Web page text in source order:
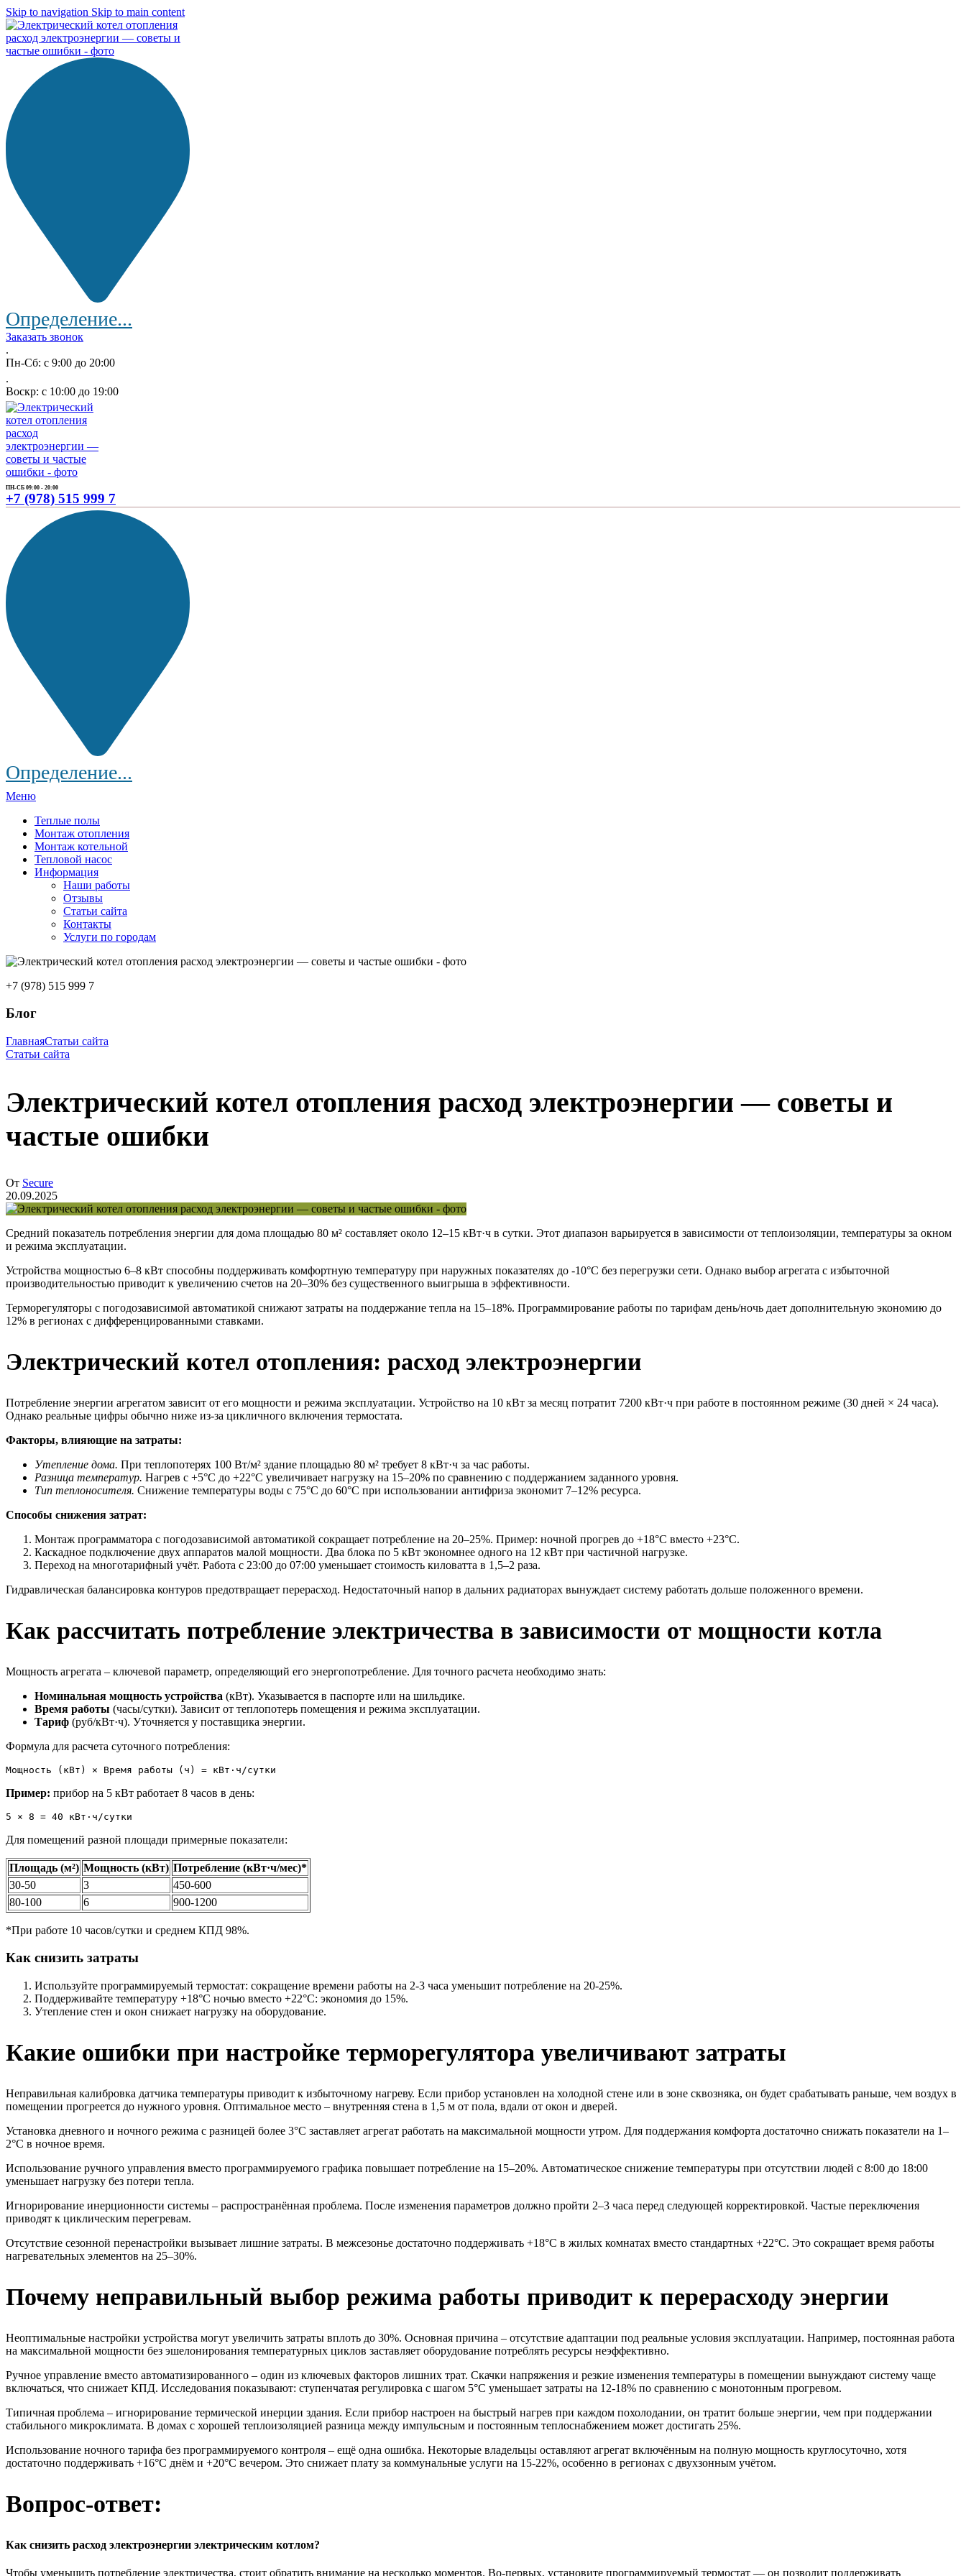
Skip to navigation Skip to main content
Определение...
Заказать звонок
.
Пн-Сб: с 9:00 до 20:00
.
Воскр: с 10:00 до 19:00
ПН-СБ 09:00 - 20:00
+7 (978) 515 999 7
Определение...
Меню
Теплые полы
Монтаж отопления
Монтаж котельной
Тепловой насос
Информация
Наши работы
Отзывы
Статьи сайта
Контакты
Услуги по городам
+7 (978) 515 999 7
Блог
ГлавнаяСтатьи сайта
Статьи сайта
Электрический котел отопления расход электроэнергии — советы и
частые ошибки
От Secure
20.09.2025
Средний показатель потребления энергии для дома площадью 80 м² составляет около 12–15 кВт·ч в сутки. Этот диапазон варьируется в зависимости от теплоизоляции, температуры за окном
и режима эксплуатации.
Устройства мощностью 6–8 кВт способны поддерживать комфортную температуру при наружных показателях до -10°C без перегрузки сети. Однако выбор агрегата с избыточной
производительностью приводит к увеличению счетов на 20–30% без существенного выигрыша в эффективности.
Терморегуляторы с погодозависимой автоматикой снижают затраты на поддержание тепла на 15–18%. Программирование работы по тарифам день/ночь дает дополнительную экономию до
12% в регионах с дифференцированными ставками.
Электрический котел отопления: расход электроэнергии
Потребление энергии агрегатом зависит от его мощности и режима эксплуатации. Устройство на 10 кВт за месяц потратит 7200 кВт·ч при работе в постоянном режиме (30 дней × 24 часа).
Однако реальные цифры обычно ниже из-за цикличного включения термостата.
Факторы, влияющие на затраты:
Утепление дома. При теплопотерях 100 Вт/м² здание площадью 80 м² требует 8 кВт·ч за час работы.
Разница температур. Нагрев с +5°C до +22°C увеличивает нагрузку на 15–20% по сравнению с поддержанием заданного уровня.
Тип теплоносителя. Снижение температуры воды с 75°C до 60°C при использовании антифриза экономит 7–12% ресурса.
Способы снижения затрат:
Монтаж программатора с погодозависимой автоматикой сокращает потребление на 20–25%. Пример: ночной прогрев до +18°C вместо +23°C.
Каскадное подключение двух аппаратов малой мощности. Два блока по 5 кВт экономнее одного на 12 кВт при частичной нагрузке.
Переход на многотарифный учёт. Работа с 23:00 до 07:00 уменьшает стоимость киловатта в 1,5–2 раза.
Гидравлическая балансировка контуров предотвращает перерасход. Недостаточный напор в дальних радиаторах вынуждает систему работать дольше положенного времени.
Как рассчитать потребление электричества в зависимости от мощности котла
Мощность агрегата – ключевой параметр, определяющий его энергопотребление. Для точного расчета необходимо знать:
Номинальная мощность устройства (кВт). Указывается в паспорте или на шильдике.
Время работы (часы/сутки). Зависит от теплопотерь помещения и режима эксплуатации.
Тариф (руб/кВт·ч). Уточняется у поставщика энергии.
Формула для расчета суточного потребления:
Мощность (кВт) × Время работы (ч) = кВт·ч/сутки
Пример: прибор на 5 кВт работает 8 часов в день:
5 × 8 = 40 кВт·ч/сутки
Для помещений разной площади примерные показатели:
Площадь (м²) Мощность (кВт) Потребление (кВт·ч/мес)*
30-50
3
450-600
80-100
6 900-1200
*При работе 10 часов/сутки и среднем КПД 98%.
Как снизить затраты
Используйте программируемый термостат: сокращение времени работы на 2-3 часа уменьшит потребление на 20-25%.
Поддерживайте температуру +18°C ночью вместо +22°C: экономия до 15%.
Утепление стен и окон снижает нагрузку на оборудование.
Какие ошибки при настройке терморегулятора увеличивают затраты
Неправильная калибровка датчика температуры приводит к избыточному нагреву. Если прибор установлен на холодной стене или в зоне сквозняка, он будет срабатывать раньше, чем воздух в
помещении прогреется до нужного уровня. Оптимальное место – внутренняя стена в 1,5 м от пола, вдали от окон и дверей.
Установка дневного и ночного режима с разницей более 3°C заставляет агрегат работать на максимальной мощности утром. Для поддержания комфорта достаточно снижать показатели на 1–
2°C в ночное время.
Использование ручного управления вместо программируемого графика повышает потребление на 15–20%. Автоматическое снижение температуры при отсутствии людей с 8:00 до 18:00
уменьшает нагрузку без потери тепла.
Игнорирование инерционности системы – распространённая проблема. После изменения параметров должно пройти 2–3 часа перед следующей корректировкой. Частые переключения
приводят к циклическим перегревам.
Отсутствие сезонной перенастройки вызывает лишние затраты. В межсезонье достаточно поддерживать +18°C в жилых комнатах вместо стандартных +22°C. Это сокращает время работы
нагревательных элементов на 25–30%.
Почему неправильный выбор режима работы приводит к перерасходу энергии
Неоптимальные настройки устройства могут увеличить затраты вплоть до 30%. Основная причина – отсутствие адаптации под реальные условия эксплуатации. Например, постоянная работа
на максимальной мощности без эшелонирования температурных циклов заставляет оборудование потреблять ресурсы неэффективно.
Ручное управление вместо автоматизированного – один из ключевых факторов лишних трат. Скачки напряжения и резкие изменения температуры в помещении вынуждают систему чаще
включаться, что снижает КПД. Исследования показывают: ступенчатая регулировка с шагом 5°C уменьшает затраты на 12-18% по сравнению с монотонным прогревом.
Типичная проблема – игнорирование термической инерции здания. Если прибор настроен на быстрый нагрев при каждом похолодании, он тратит больше энергии, чем при поддержании
стабильного микроклимата. В домах с хорошей теплоизоляцией разница между импульсным и постоянным теплоснабжением может достигать 25%.
Использование ночного тарифа без программируемого контроля – ещё одна ошибка. Некоторые владельцы оставляют агрегат включённым на полную мощность круглосуточно, хотя
достаточно поддерживать +16°C днём и +20°C вечером. Это снижает плату за коммунальные услуги на 15-22%, особенно в регионах с двухзонным учётом.
Вопрос-ответ:
Как снизить расход электроэнергии электрическим котлом?
Чтобы уменьшить потребление электричества, стоит обратить внимание на несколько моментов. Во-первых, установите программируемый термостат — он позволит поддерживать